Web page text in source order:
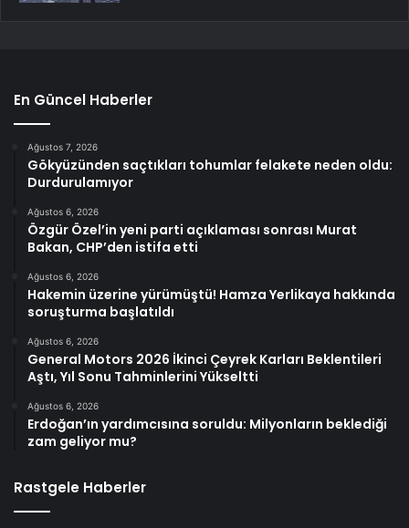
En Güncel Haberler
Ağustos 7, 2026
Gökyüzünden saçtıkları tohumlar felakete neden oldu:
Durdurulamıyor
Ağustos 6, 2026
Özgür Özel’in yeni parti açıklaması sonrası Murat
Bakan, CHP’den istifa etti
Ağustos 6, 2026
Hakemin üzerine yürümüştü! Hamza Yerlikaya hakkında
soruşturma başlatıldı
Ağustos 6, 2026
General Motors 2026 İkinci Çeyrek Karları Beklentileri
Aştı, Yıl Sonu Tahminlerini Yükseltti
Ağustos 6, 2026
Erdoğan’ın yardımcısına soruldu: Milyonların beklediği
zam geliyor mu?
Rastgele Haberler